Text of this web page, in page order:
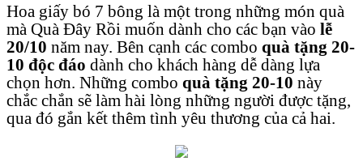
Hoa giấy bó 7 bông là một trong những món quà
mà Quà Đây Rồi muốn dành cho các bạn vào lễ
20/10 năm nay. Bên cạnh các combo quà tặng 20-
10 độc đáo dành cho khách hàng dễ dàng lựa
chọn hơn. Những combo quà tặng 20-10 này
chắc chắn sẽ làm hài lòng những người được tặng,
qua đó gắn kết thêm tình yêu thương của cả hai.